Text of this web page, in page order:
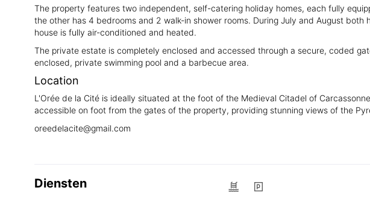
The property features two independent, self-catering holiday homes, each fully
the other has 4 bedrooms and 2 walk-in shower rooms. During July and August
house is fully air-conditioned and heated.
The private estate is completely enclosed and accessed through a secure, coded
enclosed, private swimming pool and a barbecue area.
Location
L'Orée de la Cité is ideally situated at the foot of the Medieval Citadel of
accessible on foot from the gates of the property, providing stunning views of the
oreedelacite@gmail.com
Diensten